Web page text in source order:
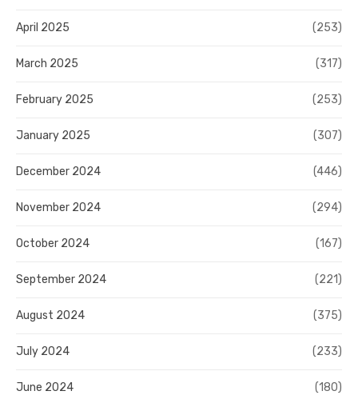
April 2025 (253)
March 2025 (317)
February 2025 (253)
January 2025 (307)
December 2024 (446)
November 2024 (294)
October 2024 (167)
September 2024 (221)
August 2024 (375)
July 2024 (233)
June 2024 (180)